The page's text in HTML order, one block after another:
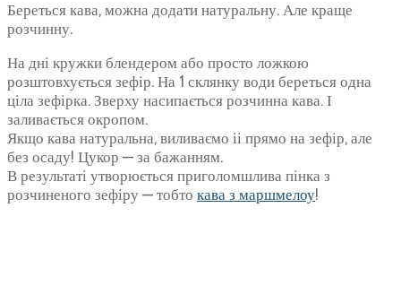
Береться кава, можна додати натуральну. Але краще
розчинну.
На дні кружки блендером або просто ложкою
розштовхується зефір. На 1 склянку води береться одна
ціла зефірка. Зверху насипається розчинна кава. І
заливається окропом.
Якщо кава натуральна, виливаємо іі прямо на зефір, але
без осаду! Цукор — за бажанням.
В результаті утворюється приголомшлива пінка з
розчиненого зефіру — тобто кава з маршмелоу!